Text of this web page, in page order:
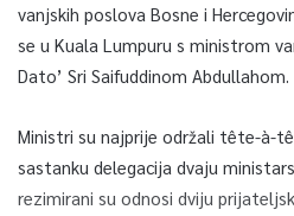
vanjskih poslova Bosne i
se u Kuala Lumpuru s ministrom
Dato’ Sri Saifuddinom Abdullahom.
Ministri su najprije održali tête-à-
sastanku delegacija dvaju
rezimirani su odnosi dviju